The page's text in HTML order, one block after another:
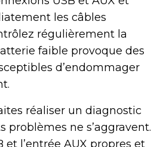
les câbles
régulièrement la
faible provoque des
d’endommager
réaliser un diagnostic
problèmes ne s’aggravent.
et l’entrée AUX propres et